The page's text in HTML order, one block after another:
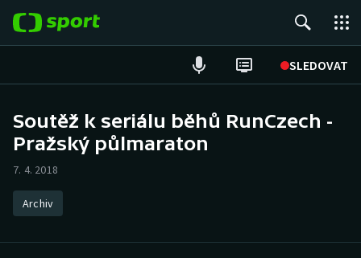
SLEDOVAT
Hokej
Atletika
Soutěž k seriálu běhů RunCzech -
Pražský půlmaraton
7. 4. 2018
Archiv